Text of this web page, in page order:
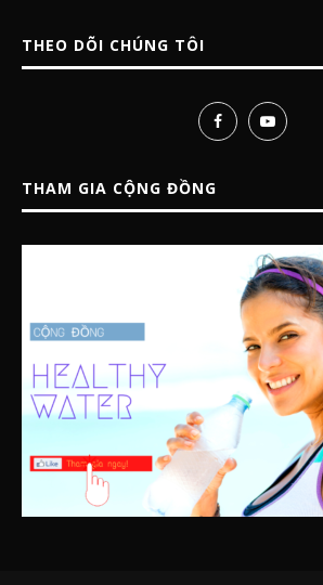
THEO DÕI CHÚNG TÔI
THAM GIA CỘNG ĐỒNG